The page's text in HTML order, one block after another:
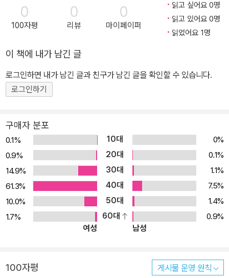
0
100자평
0
리뷰
0
마이페이퍼
읽고 싶어요 0명
읽고 있어요 0명
읽었어요 1명
이 책에 내가 남긴 글
로그인하면 내가 남긴 글과 친구가 남긴 글을 확인할 수 있습니다.
로그인하기
구매자 분포
0.1% 10대
0%
0.9%
20대
0.1%
14.9%
30대
1.1%
61.3%
40대
7.5%
10.0%
50대
1.4%
1.7%
60대
0.9%
여성
남성
100자평 게시물 운영 원칙